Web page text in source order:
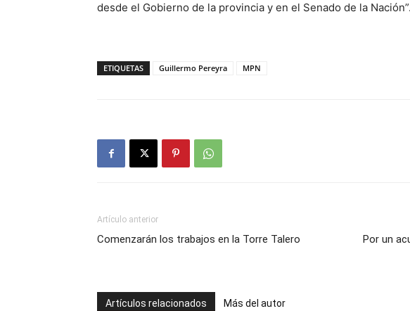
desde el Gobierno de la provincia y en el Senado de la Nación”.
ETIQUETAS Guillermo Pereyra MPN
Artículo anterior
Comenzarán los trabajos en la Torre Talero
Por un
Artículos relacionados Más del autor